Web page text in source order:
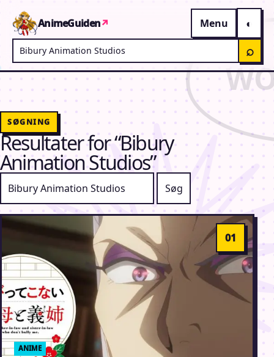
AnimeGuiden↗
Menu
Søg på AnimeGuiden
⌕
SØGNING
Resultater for “Bibury
Animation Studios”
ANIME